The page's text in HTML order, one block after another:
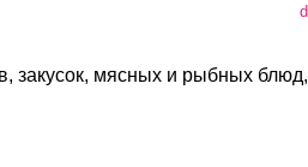
закусок, мясных и рыбных